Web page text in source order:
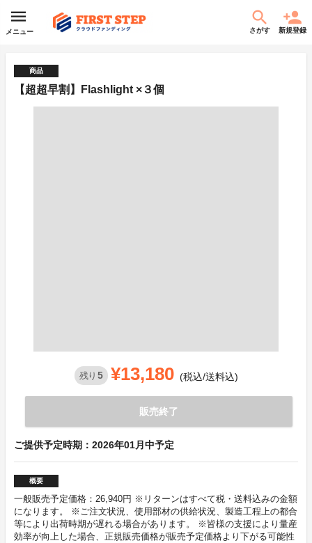
メニュー さがす 新規登録
商品
【超超早割】Flashlight ×３個
残り 5 ¥13,180 (税込/送料込)
販売終了
ご提供予定時期：2026年01月中予定
概要
一般販売予定価格：26,940円 ※リターンはすべて税・送料込みの金額
になります。 ※ご注文状況、使用部材の供給状況、製造工程上の都合
等により出荷時期が遅れる場合があります。 ※皆様の支援により量産
効率が向上した場合、正規販売価格が販売予定価格より下がる可能性